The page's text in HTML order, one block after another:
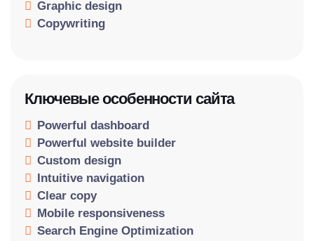
Graphic design
Copywriting
Ключевые особенности сайта
Powerful dashboard
Powerful website builder
Custom design
Intuitive navigation
Clear copy
Mobile responsiveness
Search Engine Optimization